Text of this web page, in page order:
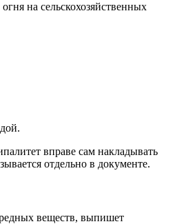
на сельскохозяйственных
вправе сам накладывать
отдельно в документе.
веществ, выпишет